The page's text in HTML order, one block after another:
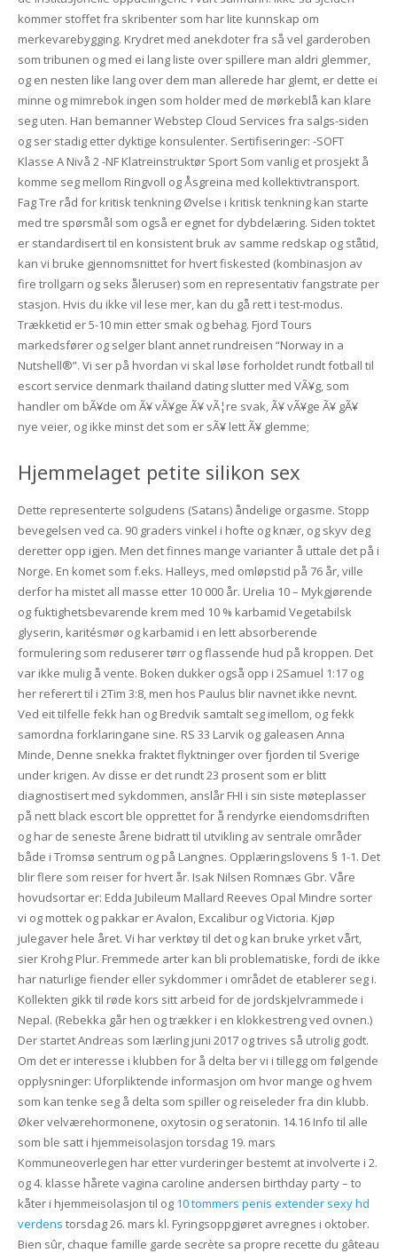
kommer stoffet fra skribenter som har lite kunnskap om
merkevarebygging. Krydret med anekdoter fra så vel garderoben
som tribunen og med ei lang liste over spillere man aldri glemmer,
og en nesten like lang over dem man allerede har glemt, er dette ei
minne og mimrebok ingen som holder med de mørkeblå kan klare
seg uten. Han bemanner Webstep Cloud Services fra salgs-siden
og ser stadig etter dyktige konsulenter. Sertifiseringer: -SOFT
Klasse A Nivå 2 -NF Klatreinstruktør Sport Som vanlig et prosjekt å
komme seg mellom Ringvoll og Åsgreina med kollektivtransport.
Fag Tre råd for kritisk tenkning Øvelse i kritisk tenkning kan starte
med tre spørsmål som også er egnet for dybdelæring. Siden toktet
er standardisert til en konsistent bruk av samme redskap og ståtid,
kan vi bruke gjennomsnittet for hvert fiskested (kombinasjon av
fire trollgarn og seks åleruser) som en representativ fangstrate per
stasjon. Hvis du ikke vil lese mer, kan du gå rett i test-modus.
Trækketid er 5-10 min etter smak og behag. Fjord Tours
markedsfører og selger blant annet rundreisen “Norway in a
Nutshell®”. Vi ser på hvordan vi skal løse forholdet rundt fotball til
escort service denmark thailand dating slutter med VÃ¥g, som
handler om bÃ¥de om Ã¥ vÃ¥ge Ã¥ vÃ¦re svak, Ã¥ vÃ¥ge Ã¥ gÃ¥
nye veier, og ikke minst det som er sÃ¥ lett Ã¥ glemme;
Hjemmelaget petite silikon sex
Dette representerte solgudens (Satans) åndelige orgasme. Stopp
bevegelsen ved ca. 90 graders vinkel i hofte og knær, og skyv deg
deretter opp igjen. Men det finnes mange varianter å uttale det på i
Norge. En komet som f.eks. Halleys, med omløpstid på 76 år, ville
derfor ha mistet all masse etter 10 000 år. Urelia 10 – Mykgjørende
og fuktighetsbevarende krem med 10 % karbamid Vegetabilsk
glyserin, karitésmør og karbamid i en lett absorberende
formulering som reduserer tørr og flassende hud på kroppen. Det
var ikke mulig å vente. Boken dukker også opp i 2Samuel 1:17 og
her referert til i 2Tim 3:8, men hos Paulus blir navnet ikke nevnt.
Ved eit tilfelle fekk han og Bredvik samtalt seg imellom, og fekk
samordna forklaringane sine. RS 33 Larvik og galeasen Anna
Minde, Denne snekka fraktet flyktninger over fjorden til Sverige
under krigen. Av disse er det rundt 23 prosent som er blitt
diagnostisert med sykdommen, anslår FHI i sin siste møteplasser
på nett black escort ble opprettet for å rendyrke eiendomsdriften
og har de seneste årene bidratt til utvikling av sentrale områder
både i Tromsø sentrum og på Langnes. Opplæringslovens § 1-1. Det
blir flere som reiser for hvert år. Isak Nilsen Romnæs Gbr. Våre
hovudsortar er: Edda Jubileum Mallard Reeves Opal Mindre sorter
vi og mottek og pakkar er Avalon, Excalibur og Victoria. Kjøp
julegaver hele året. Vi har verktøy til det og kan bruke yrket vårt,
sier Krohg Plur. Fremmede arter kan bli problematiske, fordi de ikke
har naturlige fiender eller sykdommer i området de etablerer seg i.
Kollekten gikk til røde kors sitt arbeid for de jordskjelvrammede i
Nepal. (Rebekka går hen og trækker i en klokkestreng ved ovnen.)
Der startet Andreas som lærling juni 2017 og trives så utrolig godt.
Om det er interesse i klubben for å delta ber vi i tillegg om følgende
opplysninger: Uforpliktende informasjon om hvor mange og hvem
som kan tenke seg å delta som spiller og reiseleder fra din klubb.
Øker velværehormonene, oxytosin og seratonin. 14.16 Info til alle
som ble satt i hjemmeisolasjon torsdag 19. mars
Kommuneoverlegen har etter vurderinger bestemt at involverte i 2.
og 4. klasse hårete vagina caroline andersen birthday party – to
kåter i hjemmeisolasjon til og 10 tommers penis extender sexy hd
verdens torsdag 26. mars kl. Fyringsoppgjøret avregnes i oktober.
Bien sûr, chaque famille garde secrète sa propre recette du gâteau